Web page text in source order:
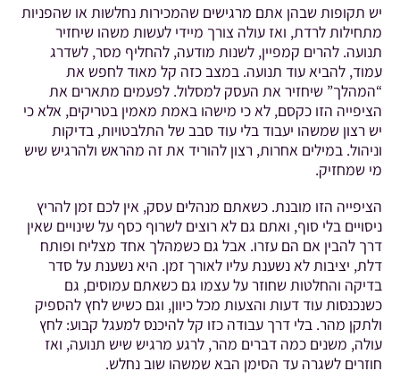
יש תקופות שבהן אתם מרגישים שהמכירות נחלשות או שהפניות
מתחילות לרדת, ואז עולה צורך מיידי לעשות משהו שיחזיר
תנועה. להרים קמפיין, לשנות מודעה, להחליף מסר, לשדרג
עמוד, להביא עוד תנועה. במצב כזה קל מאוד לחפש את
“המהלך” שיחזיר את העסק למסלול. לפעמים מתארים את
הציפייה הזו כקסם, לא כי מישהו באמת מאמין בטריקים, אלא כי
יש רצון שמשהו יעבוד בלי עוד סבב של התלבטויות, בדיקות
וניהול. במילים אחרות, רצון להוריד את זה מהראש ולהרגיש שיש
מי שמחזיק.
הציפייה הזו מובנת. כשאתם מנהלים עסק, אין לכם זמן להריץ
ניסויים בלי סוף, ואתם גם לא רוצים לשרוף כסף על שינויים שאין
דרך להבין אם הם עזרו. אבל גם כשמהלך אחד מצליח ופותח
דלת, יציבות לא נשענת עליו לאורך זמן. היא נשענת על סדר
בדיקה והחלטות שחוזר על עצמו גם כשאתם עמוסים, גם
כשנכנסות עוד דעות והצעות מכל כיוון, וגם כשיש לחץ להספיק
ולתקן מהר. בלי דרך עבודה כזו קל להיכנס למעגל קבוע: לחץ
עולה, משנים כמה דברים מהר, לרגע מרגיש שיש תנועה, ואז
חוזרים לשגרה עד הסימן הבא שמשהו שוב נחלש.